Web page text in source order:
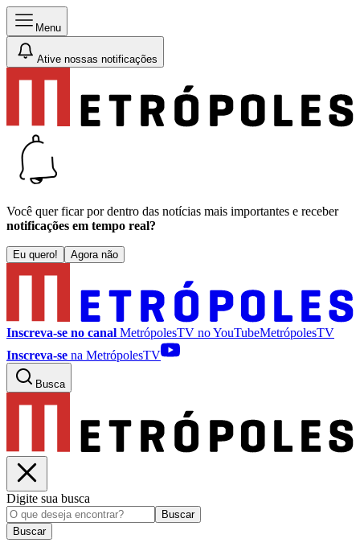
Menu
Ative nossas notificações
Você quer ficar por dentro das notícias mais importantes e receber
notificações em tempo real?
Eu quero! Agora não
Inscreva-se no canal MetrópolesTV noYouTubeMetrópolesTV
Inscreva-se na MetrópolesTV
Busca
Digite sua busca
Buscar
Buscar